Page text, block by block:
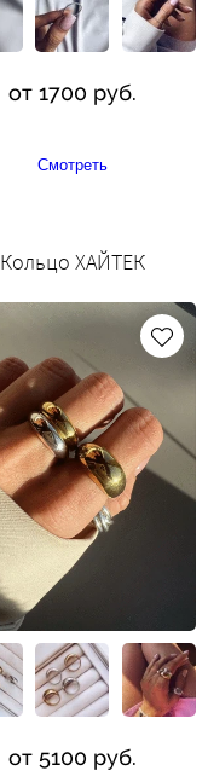
от 1700 руб.
Смотреть
Кольцо ХАЙТЕК
от 5100 руб.